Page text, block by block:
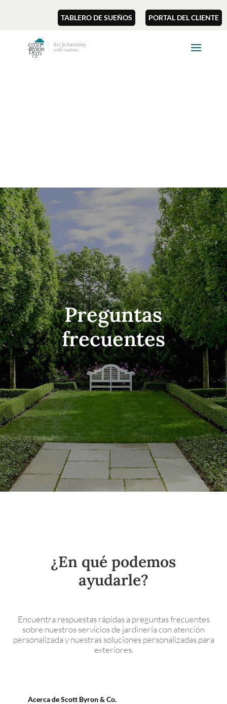
TABLERO DE SUEÑOS PORTAL DEL CLIENTE
Preguntas
frecuentes
¿En qué podemos
ayudarle?
Encuentra respuestas rápidas a preguntas frecuentes
sobre nuestros servicios de jardinería con atención
personalizada y nuestras soluciones personalizadas para
exteriores.
Acerca de Scott Byron & Co.